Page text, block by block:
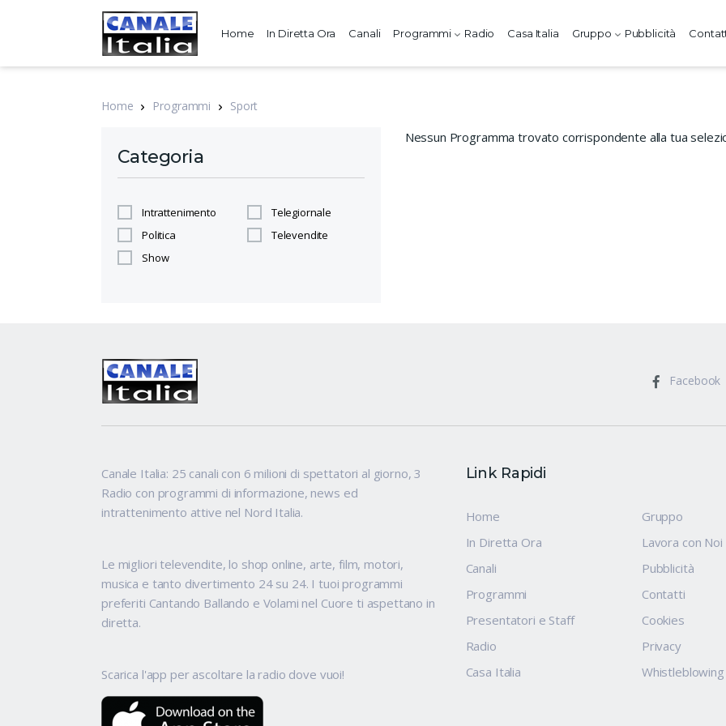
Home In Diretta Ora Canali Programmi Radio Casa Italia Gruppo Pubblicità
Home Programmi Sport
Nessun Programma trovato corrispondente alla tua
Categoria
Intrattenimento
Politica
Show
Telegiornale
Televendite
Facebook
Canale Italia: 25 canali con 6 milioni di spettatori al giorno, 3
Radio con programmi di informazione, news ed
intrattenimento attive nel Nord Italia.
Le migliori televendite, lo shop online, arte, film, motori,
musica e tanto divertimento 24 su 24. I tuoi programmi
preferiti Cantando Ballando e Volami nel Cuore ti aspettano in
diretta.
Scarica l'app per ascoltare la radio dove vuoi!
Link Rapidi
Home
In Diretta Ora
Canali
Programmi
Presentatori e Staff
Radio
Casa Italia
Gruppo
Lavora con Noi
Pubblicità
Contatti
Cookies
Privacy
Whistleblowing